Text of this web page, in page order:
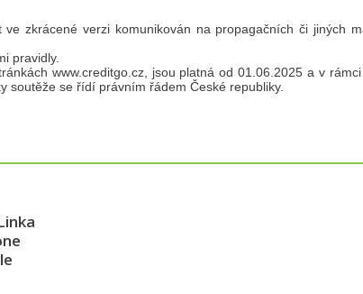
zkrácené verzi komunikován na propagačních či jiných
pravidly.
www.creditgo.cz, jsou platná od 01.06.2025 a v
soutěže se řídí právním řádem České republiky.